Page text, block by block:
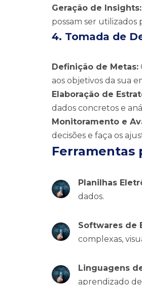
Geração de Insights:
possam ser utilizados
4. Tomada de
Definição de Metas:
aos objetivos da sua
Elaboração de
dados concretos e
Monitoramento e
decisões e faça os
Ferramentas
Planilhas
dados.
Softwares de
complexas,
Linguagens
aprendizado